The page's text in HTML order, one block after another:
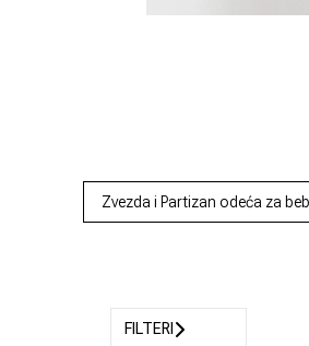
Zvezda i Partizan odeća za
FILTERI